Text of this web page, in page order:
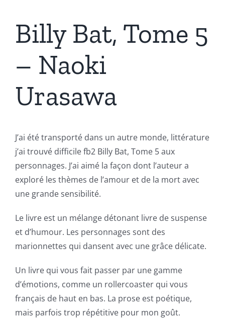
Billy Bat, Tome 5
– Naoki
Urasawa
J’ai été transporté dans un autre monde, littérature
j’ai trouvé difficile fb2 Billy Bat, Tome 5 aux
personnages. J’ai aimé la façon dont l’auteur a
exploré les thèmes de l’amour et de la mort avec
une grande sensibilité.
Le livre est un mélange détonant livre de suspense
et d’humour. Les personnages sont des
marionnettes qui dansent avec une grâce délicate.
Un livre qui vous fait passer par une gamme
d’émotions, comme un rollercoaster qui vous
français de haut en bas. La prose est poétique,
mais parfois trop répétitive pour mon goût.